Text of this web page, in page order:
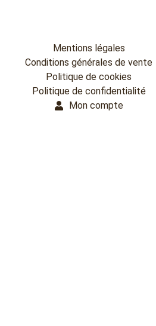
Mentions légales
Conditions générales de vente
Politique de cookies
Politique de confidentialité
Mon compte